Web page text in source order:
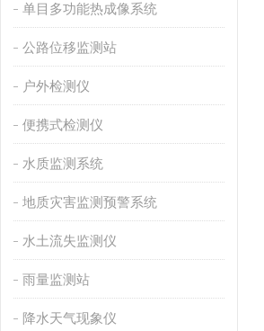
单目多功能热成像系统
公路位移监测站
户外检测仪
便携式检测仪
水质监测系统
地质灾害监测预警系统
水土流失监测仪
雨量监测站
降水天气现象仪